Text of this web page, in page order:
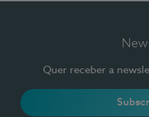
Quer receber a